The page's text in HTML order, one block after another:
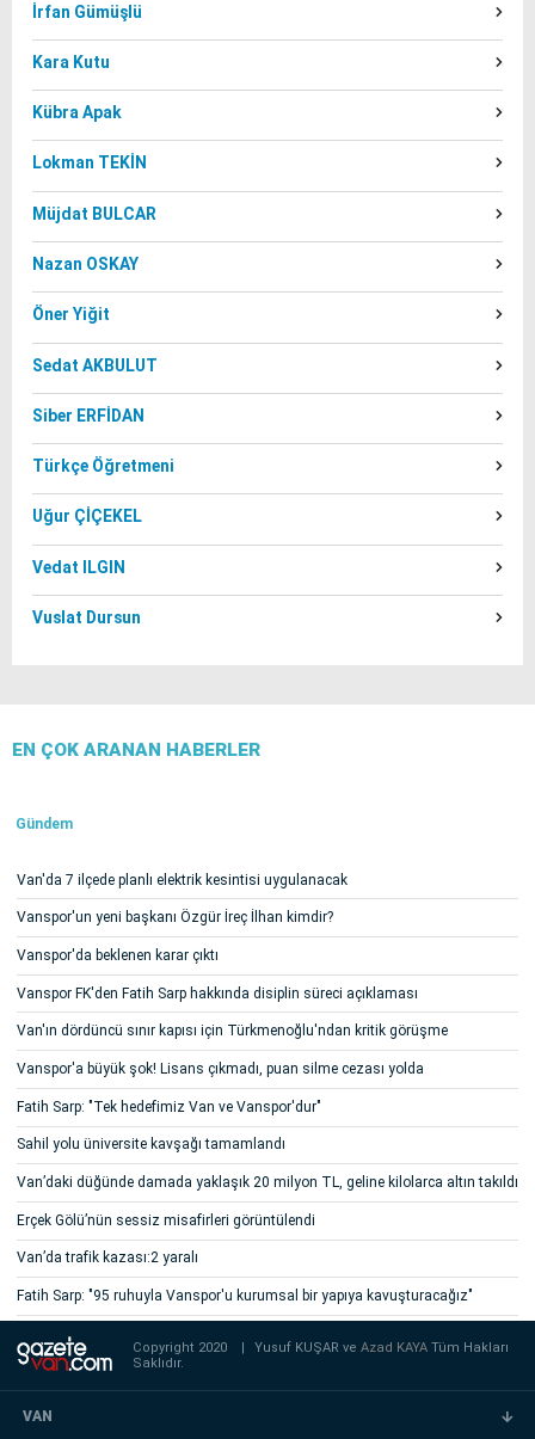
İrfan Gümüşlü
Kara Kutu
Kübra Apak
Lokman TEKİN
Müjdat BULCAR
Nazan OSKAY
Öner Yiğit
Sedat AKBULUT
Siber ERFİDAN
Türkçe Öğretmeni
Uğur ÇİÇEKEL
Vedat ILGIN
Vuslat Dursun
EN ÇOK ARANAN HABERLER
Gündem
Van'da 7 ilçede planlı elektrik kesintisi uygulanacak
Vanspor'un yeni başkanı Özgür İreç İlhan kimdir?
Vanspor'da beklenen karar çıktı
Vanspor FK'den Fatih Sarp hakkında disiplin süreci açıklaması
Van'ın dördüncü sınır kapısı için Türkmenoğlu'ndan kritik görüşme
Vanspor'a büyük şok! Lisans çıkmadı, puan silme cezası yolda
Fatih Sarp: "Tek hedefimiz Van ve Vanspor'dur"
Sahil yolu üniversite kavşağı tamamlandı
Van’daki düğünde damada yaklaşık 20 milyon TL, geline kilolarca altın takıldı
Erçek Gölü’nün sessiz misafirleri görüntülendi
Van’da trafik kazası:2 yaralı
Fatih Sarp: "95 ruhuyla Vanspor'u kurumsal bir yapıya kavuşturacağız"
Copyright 2020 | Yusuf KUŞAR veAzad KAYATüm Hakları
Saklıdır.
VAN